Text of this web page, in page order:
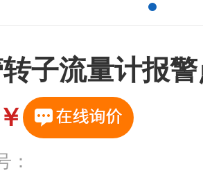
子流量计报
￥
：